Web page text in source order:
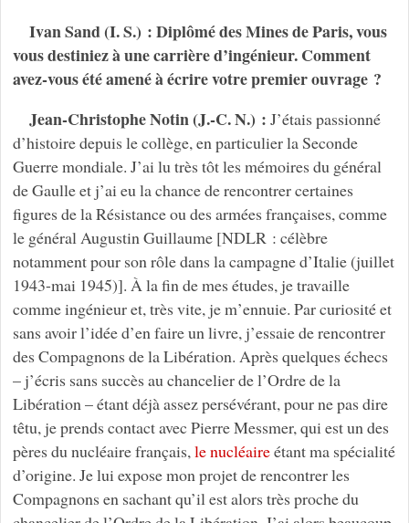
Ivan Sand (I. S.) : Diplômé des Mines de Paris, vous
vous destiniez à une carrière d’ingénieur. Comment
avez-vous été amené à écrire votre premier ouvrage ?
Jean-Christophe Notin (J.-C. N.) : J’étais passionné
d’histoire depuis le collège, en particulier la Seconde
Guerre mondiale. J’ai lu très tôt les mémoires du général
de Gaulle et j’ai eu la chance de rencontrer certaines
figures de la Résistance ou des armées françaises, comme
le général Augustin Guillaume [NDLR : célèbre
notamment pour son rôle dans la campagne d’Italie (juillet
1943-mai 1945)]. À la fin de mes études, je travaille
comme ingénieur et, très vite, je m’ennuie. Par curiosité et
sans avoir l’idée d’en faire un livre, j’essaie de rencontrer
des Compagnons de la Libération. Après quelques échecs
– j’écris sans succès au chancelier de l’Ordre de la
Libération – étant déjà assez persévérant, pour ne pas dire
têtu, je prends contact avec Pierre Messmer, qui est un des
pères du nucléaire français, le nucléaireétant ma spécialité
d’origine. Je lui expose mon projet de rencontrer les
Compagnons en sachant qu’il est alors très proche du